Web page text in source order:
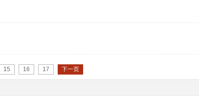
15 16 17 下一页